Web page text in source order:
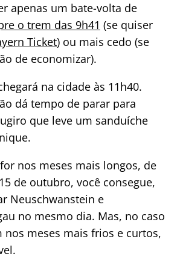
apenas um bate-volta de
o trem das 9h41 (se quiser
Ticket) ou mais cedo (se
de economizar).
na cidade às 11h40.
dá tempo de parar para
que leve um sanduíche
nos meses mais longos, de
de outubro, você consegue,
Neuschwanstein e
no mesmo dia. Mas, no caso
nos meses mais frios e curtos,